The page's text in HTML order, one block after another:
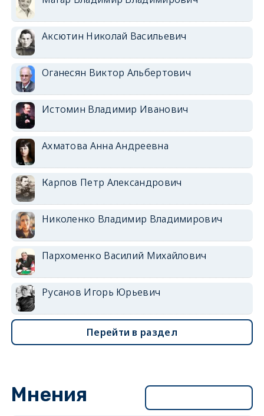
Аксютин Николай Васильевич
Оганесян Виктор Альбертович
Истомин Владимир Иванович
Ахматова Анна Андреевна
Карпов Петр Александрович
Николенко Владимир Владимирович
Пархоменко Василий Михайлович
Русанов Игорь Юрьевич
Перейти в раздел
Мнения